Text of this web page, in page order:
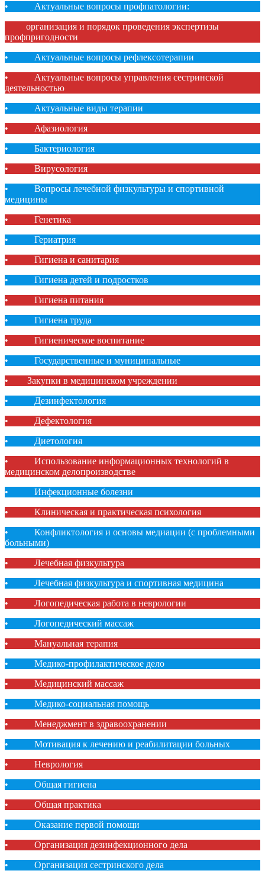
• Актуальные вопросы профпатологии:
организация и порядок проведения экспертизы
профпригодности
• Актуальные вопросы рефлексотерапии
• Актуальные вопросы управления сестринской
деятельностью
• Актуальные виды терапии
• Афазиология
• Бактериология
• Вирусология
• Вопросы лечебной физкультуры и спортивной
медицины
• Генетика
• Гериатрия
• Гигиена и санитария
• Гигиена детей и подростков
• Гигиена питания
• Гигиена труда
• Гигиеническое воспитание
• Государственные и муниципальные
• Закупки в медицинском учреждении
• Дезинфектология
• Дефектология
• Диетология
• Использование информационных технологий в
медицинском делопроизводстве
• Инфекционные болезни
• Клиническая и практическая психология
• Конфликтология и основы медиации (с проблемными
больными)
• Лечебная физкультура
• Лечебная физкультура и спортивная медицина
• Логопедическая работа в неврологии
• Логопедический массаж
• Мануальная терапия
• Медико-профилактическое дело
• Медицинский массаж
• Медико-социальная помощь
• Менеджмент в здравоохранении
• Мотивация к лечению и реабилитации больных
• Неврология
• Общая гигиена
• Общая практика
• Оказание первой помощи
• Организация дезинфекционного дела
• Организация сестринского дела